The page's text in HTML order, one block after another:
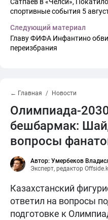
Сатпаев в «Челси»,
спортивные события 5
Следующий материал
Главу ФИФА Инфантино
переизбрания
← Главная Новости
Олимпиада-
бешбармак:
вопросы
Автор: Умербеков
Эксперт, редактор
Казахстанский
ответил на вопросы
подготовке к